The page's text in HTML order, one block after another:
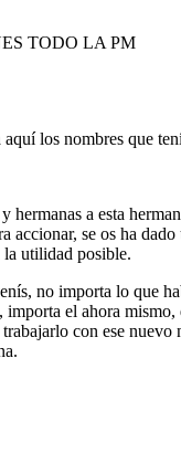
TODO LA PM
aquí los nombres que
hermanas a esta
accionar, se os ha
la utilidad posible.
no importa lo que
importa el ahora mismo,
con ese nuevo